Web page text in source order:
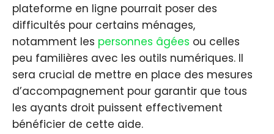
plateforme en ligne pourrait poser des
difficultés pour certains ménages,
notamment les personnes âgées ou celles
peu familières avec les outils numériques. Il
sera crucial de mettre en place des mesures
d’accompagnement pour garantir que tous
les ayants droit puissent effectivement
bénéficier de cette aide.